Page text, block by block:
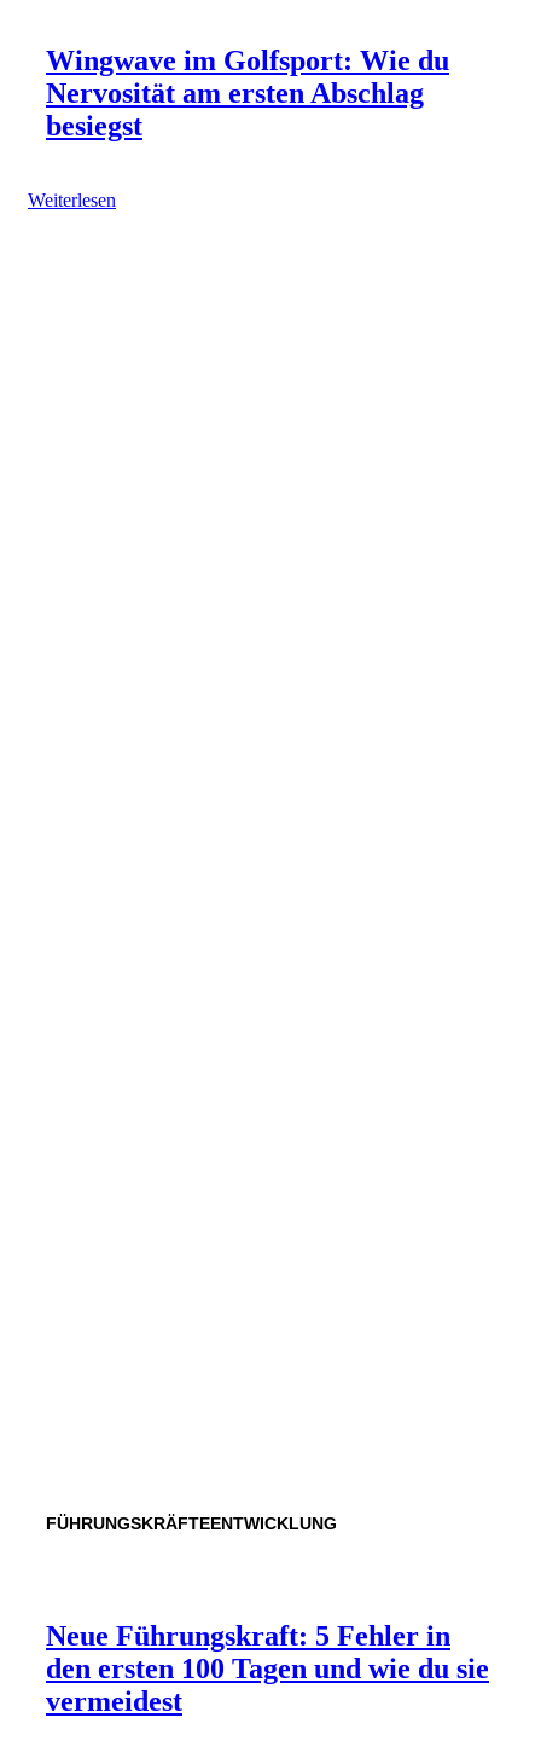
Wingwave im Golfsport: Wie du
Nervosität am ersten Abschlag
besiegst
Weiterlesen
FÜHRUNGSKRÄFTEENTWICKLUNG
Neue Führungskraft: 5 Fehler in
den ersten 100 Tagen und wie du sie
vermeidest